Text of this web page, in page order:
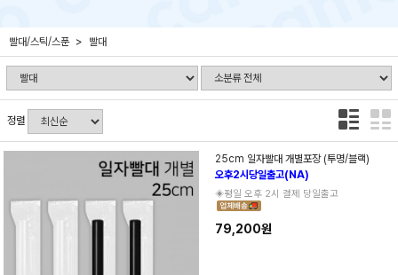
빨대/스틱/스푼 빨대
정렬
25cm 일자빨대 개별포장 (투명/블랙)
오후2시당일출고(NA)
◈평일 오후 2시 결제 당일출고
79,200원